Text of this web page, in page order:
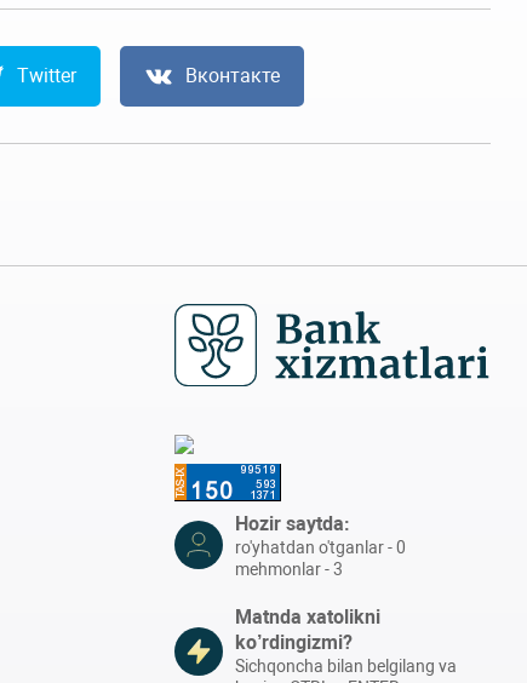
Twitter Вконтакте
Hozir saytda:
ro'yhatdan o'tganlar - 0
mehmonlar - 3
Matnda xatolikni
ko’rdingizmi?
Sichqoncha bilan belgilang va